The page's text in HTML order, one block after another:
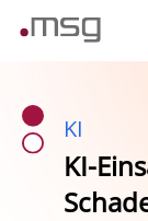
KI
KI-